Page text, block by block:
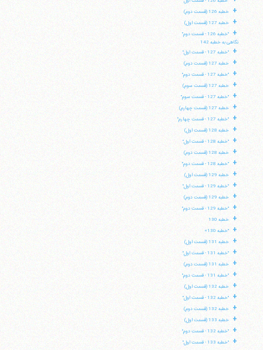
+ خطبه 126 (قسمت دوم)
+ خطبه 127 (قسمت اول)
+
"خطبه 126 - قسمت دوم"
نگاهی به خطبه 142
+ "خطبه 127 - قسمت اول"
+ خطبه 127 (قسمت دوم)
+ "خطبه 127 - قسمت دوم"
+ خطبه 127 (قسمت سوم)
+ "خطبه 127 - قسمت سوم"
+ خطبه 127 (قسمت چهارم)
+ "خطبه 127 - قسمت چهارم"
+ خطبه 128 (قسمت اول)
+ "خطبه 128 - قسمت اول"
+ خطبه 128 (قسمت دوم)
+ "خطبه 128 - قسمت دوم"
+ خطبه 129 (قسمت اول)
+ "خطبه 129 - قسمت اول"
+ خطبه 129 (قسمت دوم)
+ "خطبه 129 - قسمت دوم"
+ خطبه 130
+ "خطبه 130»
+ خطبه 131 (قسمت اول)
+ "خطبه 131 - قسمت اول"
+ خطبه 131 (قسمت دوم)
+ "خطبه 131 - قسمت دوم"
+ خطبه 132 (قسمت اول)
+ "خطبه 132 - قسمت اول"
+ خطبه 132 (قسمت دوم)
+ خطبه 133 (قسمت اول)
+ "خطبه 132 - قسمت دوم"
+ "خطبه 133 - قسمت اول"